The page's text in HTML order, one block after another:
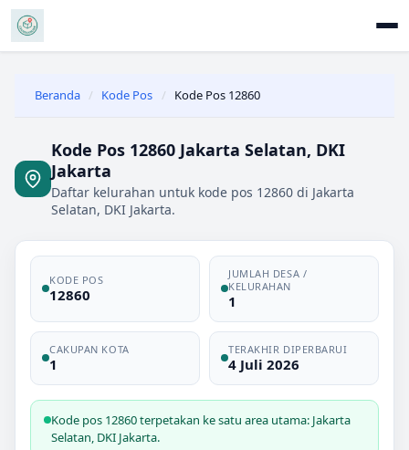
Beranda / Kode Pos / Kode Pos 12860
Kode Pos 12860 Jakarta Selatan, DKI
Jakarta
Daftar kelurahan untuk kode pos 12860 di Jakarta
Selatan, DKI Jakarta.
KODE POS
12860
JUMLAH DESA /
KELURAHAN
1
CAKUPAN KOTA
1
TERAKHIR DIPERBARUI
4 Juli 2026
Kode pos 12860 terpetakan ke satu area utama: Jakarta
Selatan, DKI Jakarta.